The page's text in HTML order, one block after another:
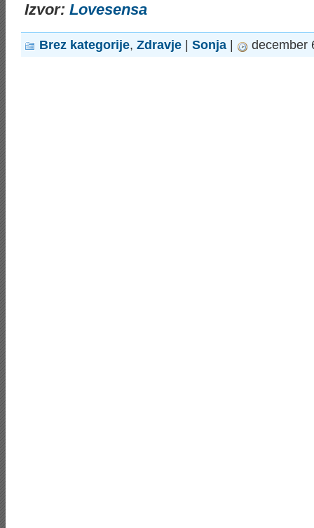
Izvor: Lovesensa
Brez kategorije, Zdravje Sonja december